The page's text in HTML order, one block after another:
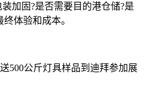
加固?是否需要目的港仓储?是
体验和成本。
500公斤灯具样品到迪拜参加展